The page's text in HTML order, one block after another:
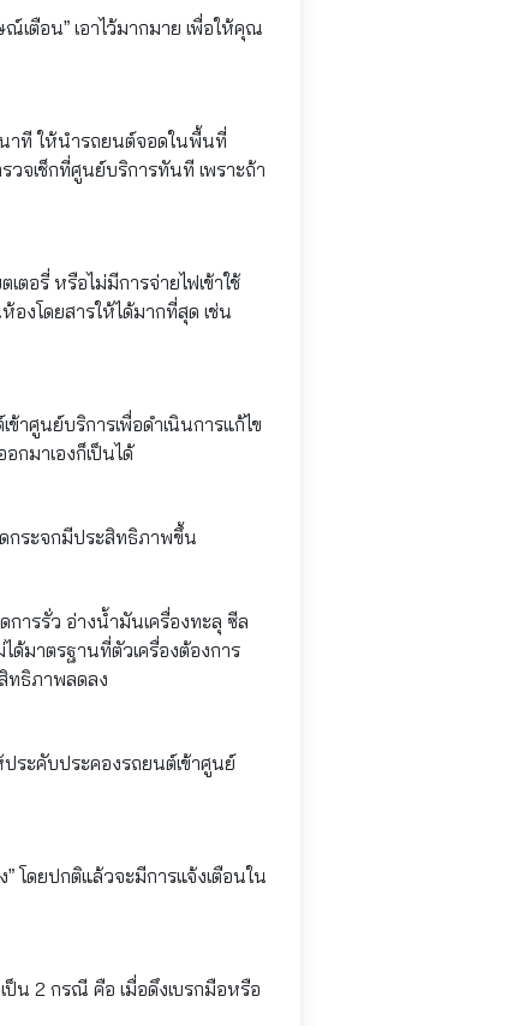
ตือน” เอาไว้มากมาย เพื่อให้คุณ
าที ให้นำรถยนต์จอดในพื้นที่
จเช็กที่ศูนย์บริการทันที เพราะถ้า
ตอรี่ หรือไม่มีการจ่ายไฟเข้าใช้
งโดยสารให้ได้มากที่สุด เช่น
ศูนย์บริการเพื่อดำเนินการแก้ไข
กมาเองก็เป็นได้
กระจกมีประสิทธิภาพขึ้น
การรั่ว อ่างน้ำมันเครื่องทะลุ ซีล
ด้มาตรฐานที่ตัวเครื่องต้องการ
ทธิภาพลดลง
ระคับประคองรถยนต์เข้าศูนย์
โดยปกติแล้วจะมีการแจ้งเตือนใน
ป็น 2 กรณี คือ เมื่อดึงเบรกมือหรือ